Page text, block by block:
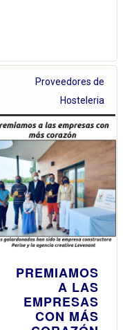
Proveedores de
Hosteleria
PREMIAMOS
A LAS
EMPRESAS
CON MÁS